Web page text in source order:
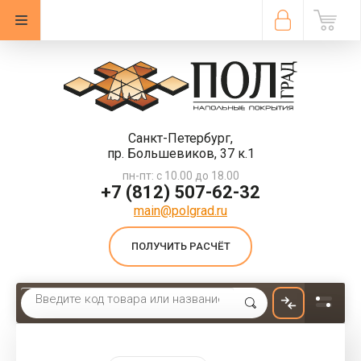
Санкт-Петербург,
пр. Большевиков, 37 к.1
пн-пт: с 10.00 до 18.00
+7 (812) 507-62-32
main@polgrad.ru
ПОЛУЧИТЬ РАСЧЁТ